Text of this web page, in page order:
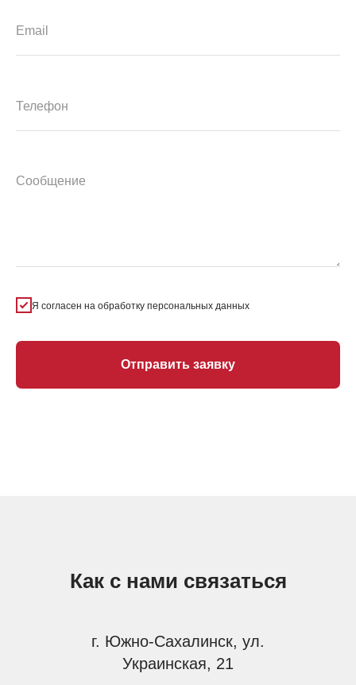
Я согласен на обработку персональных данных
Отправить заявку
г. Южно-Сахалинск, ул.
Украинская, 21
Как с нами связаться